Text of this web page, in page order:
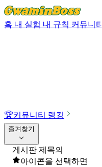
홈 내 실험 내 규칙 커뮤니티
🏆커뮤니티 랭킹
즐겨찾기
게시판 제목의
아이콘을 선택하면